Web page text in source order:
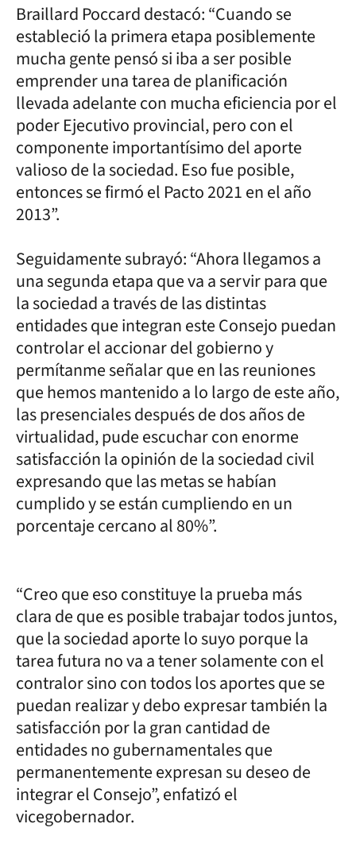
Braillard Poccard destacó: “Cuando se
estableció la primera etapa posiblemente
mucha gente pensó si iba a ser posible
emprender una tarea de planificación
llevada adelante con mucha eficiencia por el
poder Ejecutivo provincial, pero con el
componente importantísimo del aporte
valioso de la sociedad. Eso fue posible,
entonces se firmó el Pacto 2021 en el año
2013”.
Seguidamente subrayó: “Ahora llegamos a
una segunda etapa que va a servir para que
la sociedad a través de las distintas
entidades que integran este Consejo puedan
controlar el accionar del gobierno y
permítanme señalar que en las reuniones
que hemos mantenido a lo largo de este año,
las presenciales después de dos años de
virtualidad, pude escuchar con enorme
satisfacción la opinión de la sociedad civil
expresando que las metas se habían
cumplido y se están cumpliendo en un
porcentaje cercano al 80%”.
“Creo que eso constituye la prueba más
clara de que es posible trabajar todos juntos,
que la sociedad aporte lo suyo porque la
tarea futura no va a tener solamente con el
contralor sino con todos los aportes que se
puedan realizar y debo expresar también la
satisfacción por la gran cantidad de
entidades no gubernamentales que
permanentemente expresan su deseo de
integrar el Consejo”, enfatizó el
vicegobernador.